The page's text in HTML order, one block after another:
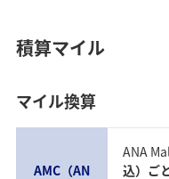
積算マイル
マイル換算
AMC（AN
ANA
込）ご